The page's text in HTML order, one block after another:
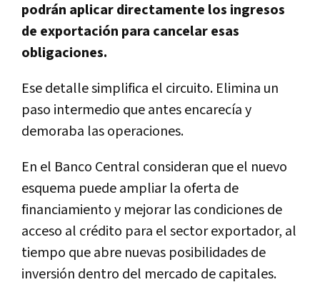
podrán aplicar directamente los ingresos
de exportación para cancelar esas
obligaciones.
Ese detalle simplifica el circuito. Elimina un
paso intermedio que antes encarecía y
demoraba las operaciones.
En el Banco Central consideran que el nuevo
esquema puede ampliar la oferta de
financiamiento y mejorar las condiciones de
acceso al crédito para el sector exportador, al
tiempo que abre nuevas posibilidades de
inversión dentro del mercado de capitales.